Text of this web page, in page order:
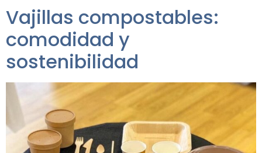
Vajillas compostables:
comodidad y
sostenibilidad